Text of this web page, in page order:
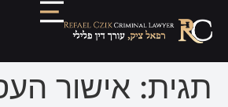
תגית: אישור